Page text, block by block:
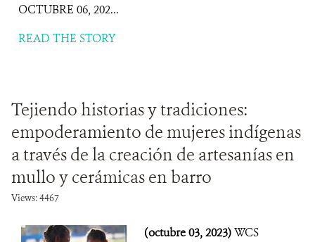
OCTUBRE 06, 202...
READ THE STORY
Tejiendo historias y tradiciones:
empoderamiento de mujeres indígenas
a través de la creación de artesanías en
mullo y cerámicas en barro
Views: 4467
(octubre 03, 2023)WCS